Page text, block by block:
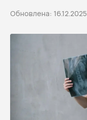
Обновлена: 16.12.2025